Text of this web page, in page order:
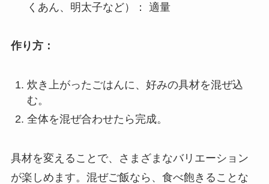
くあん、明太子など）： 適量
作り方：
炊き上がったごはんに、好みの具材を混ぜ込
む。
全体を混ぜ合わせたら完成。
具材を変えることで、さまざまなバリエーション
が楽しめます。混ぜご飯なら、食べ飽きることな